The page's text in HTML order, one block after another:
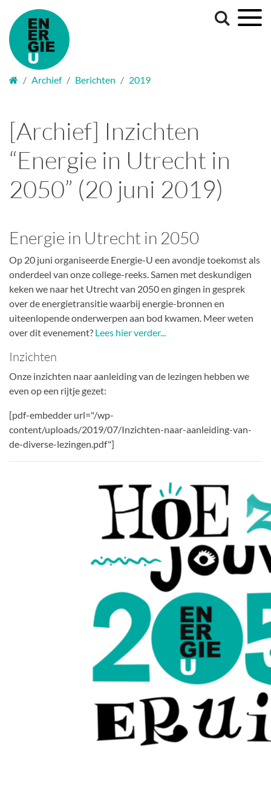
Welkom
Archief Berichten 2019
[Archief] Inzichten
“Energie in Utrecht in
2050” (20 juni 2019)
Energie in Utrecht in 2050
Op 20 juni organiseerde Energie-U een avondje toekomst als
onderdeel van onze college-reeks. Samen met deskundigen
keken we naar het Utrecht van 2050 en gingen in gesprek
over de energietransitie waarbij energie-bronnen en
uiteenlopende onderwerpen aan bod kwamen. Meer weten
over dit evenement? Lees hier verder...
Inzichten
Onze inzichten naar aanleiding van de lezingen hebben we
even op een rijtje gezet:
[pdf-embedder url="/wp-
content/uploads/2019/07/Inzichten-naar-aanleiding-van-
de-diverse-lezingen.pdf"]